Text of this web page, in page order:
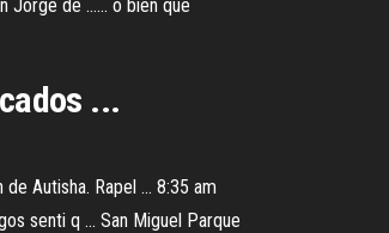
Jorge de ...... o bien que
...
Autisha. Rapel ... 8:35 am
senti q ... San Miguel Parque